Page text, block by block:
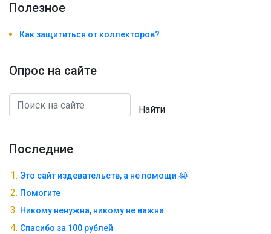
Полезноe
Как защититься от коллекторов?
Опрос на сайте
Найти
Последние
Это сайт издевательств, а не помощи 😭
Помогите
Никому ненужна, никому не важна
Спасибо за 100 рублей